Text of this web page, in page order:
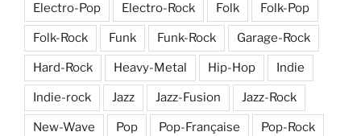
Electro-Pop Electro-Rock Folk Folk-Pop
Folk-Rock Funk Funk-Rock Garage-Rock
Hard-Rock Heavy-Metal Hip-Hop Indie
Indie-rock Jazz Jazz-Fusion Jazz-Rock
New-Wave Pop Pop-Française Pop-Rock